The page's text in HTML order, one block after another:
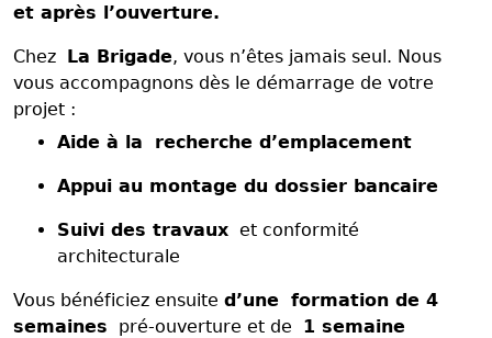
et après l’ouverture.
Chez La Brigade, vous n’êtes jamais seul. Nous
vous accompagnons dès le démarrage de votre
projet :
Aide à la recherche d’emplacement
Appui au montage du dossier bancaire
Suivi des travaux et conformité
architecturale
Vous bénéficiez ensuite d’une formation de 4
semaines pré-ouverture et de 1 semaine